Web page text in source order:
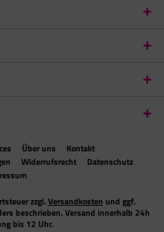
Über uns
Kontakt
Widerrufsrecht
Datenschutz
zzgl.Versandkosten und ggf.
beschrieben. Versand innerhalb 24h
bis 12 Uhr.